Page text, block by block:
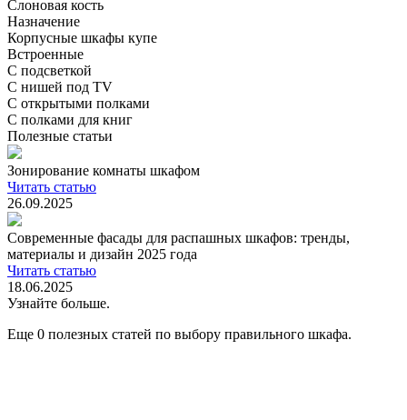
Слоновая кость
Назначение
Корпусные шкафы купе
Встроенные
С подсветкой
С нишей под TV
С открытыми полками
С полками для книг
Полезные статьи
Зонирование комнаты шкафом
Читать статью
26.09.2025
Современные фасады для распашных шкафов: тренды,
материалы и дизайн 2025 года
Читать статью
18.06.2025
Узнайте больше.
Еще 0 полезных статей по выбору правильного шкафа.